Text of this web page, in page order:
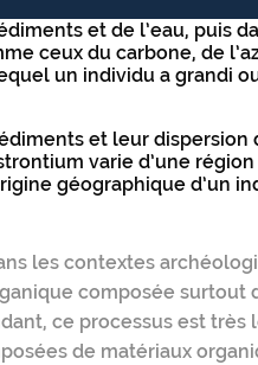
et de l’eau, puis
ceux du carbone, de
un individu a grandi
et leur dispersion
varie d’une
géographique d’un
les contextes
composée surtout
ce processus est très
de matériaux